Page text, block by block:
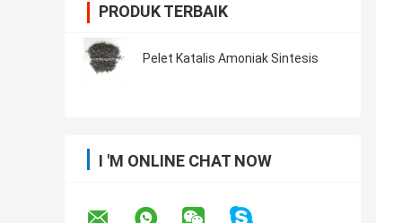
PRODUK TERBAIK
Pelet Katalis Amoniak Sintesis
I 'M ONLINE CHAT NOW